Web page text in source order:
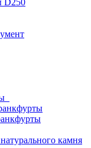
D250
камня